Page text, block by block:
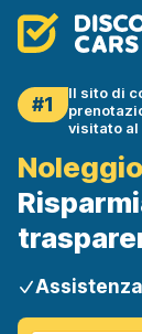
#1
Il sito di
visitato al